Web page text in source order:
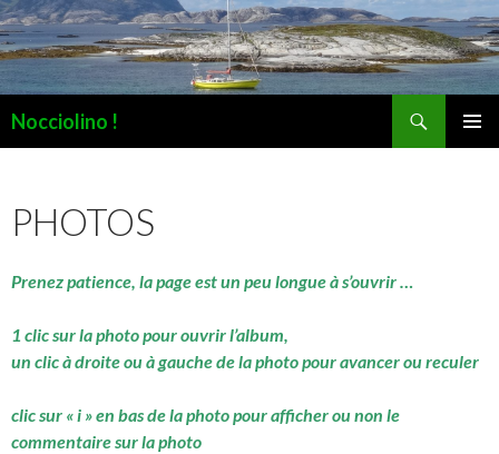
Nocciolino !
PHOTOS
Prenez patience, la page est un peu longue à s’ouvrir …
1 clic sur la photo pour ouvrir l’album,
un clic à droite ou à gauche de la photo pour avancer ou reculer
clic sur « i » en bas de la photo pour afficher ou non le
commentaire sur la photo